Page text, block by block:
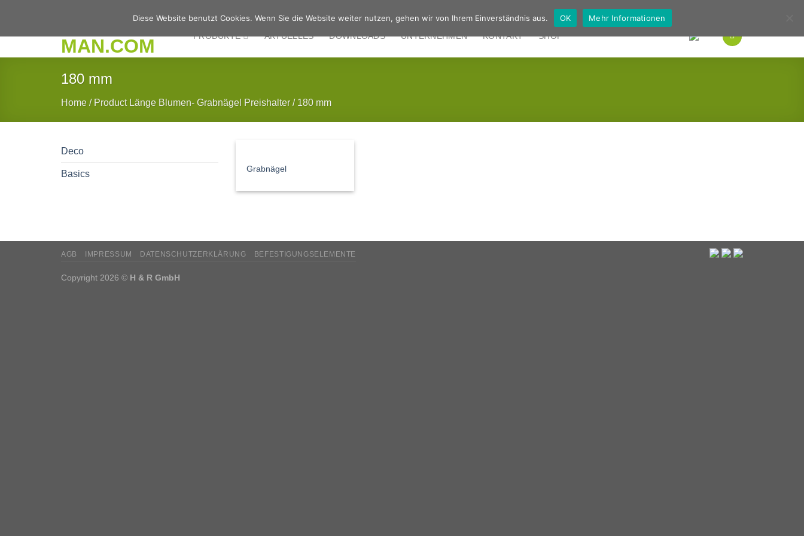
springen
Deutsch
PRODUKTE AKTUELLES DOWNLOADS UNTERNEHMEN KONTAKT SHOP
180 mm
Home / Product Länge Blumen- Grabnägel Preishalter / 180 mm
Deco
Basics
Grabnägel
AGB IMPRESSUM DATENSCHUTZERKLÄRUNG BEFESTIGUNGSELEMENTE
Copyright 2026 © H & R GmbH
Diese Website benutzt Cookies. Wenn Sie die Website weiter nutzen, gehen wir von Ihrem Einverständnis aus. OK Mehr Informationen